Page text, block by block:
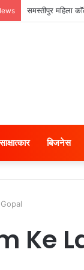
समस्तीपुर महिला
साक्षात्कार बिजनेस
Ke